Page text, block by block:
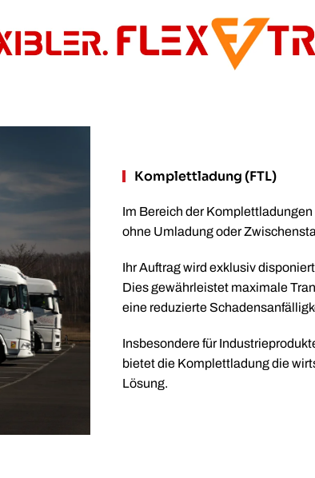
Komplettladung (FTL)
Im Bereich der
ohne Umladung oder
Ihr Auftrag wird exklusiv
Dies gewährleistet maximale
eine reduzierte
Insbesondere für
bietet die Komplettladung die
Lösung.